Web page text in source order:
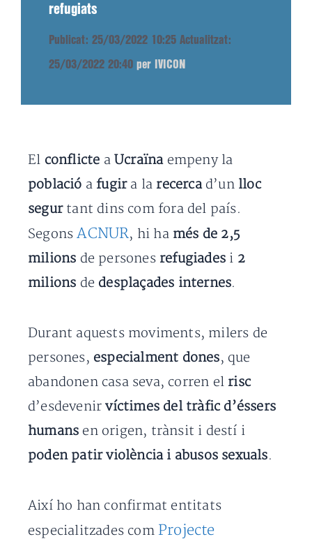
refugiats
Publicat: 25/03/2022 10:25 Actualitzat:
25/03/2022 20:40 per IVICON
El conflicte aUcraïna empeny la
població afugir a la recerca d’unlloc
segur tant dins com fora del país.
SegonsACNUR, hi ha més de 2,5
milions de persones refugiades i 2
milions de desplaçades internes.
Durant aquests moviments, milers de
persones, especialment dones, que
abandonen casa seva, corren el risc
d’esdevenirvíctimes del tràfic d’éssers
humans en origen, trànsit i destí i
poden patir violència i abusos sexuals.
Així ho han confirmat entitats
especialitzades com Projecte